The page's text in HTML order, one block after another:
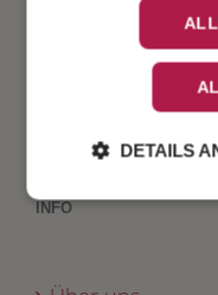
Geburtstag
INFO
DETAILS